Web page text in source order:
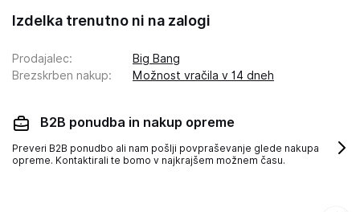
Izdelka trenutno ni na zalogi
Prodajalec:
Big Bang
Brezskrben nakup: Možnost vračila v 14 dneh
B2B ponudba in nakup opreme
Preveri B2B ponudbo ali nam pošlji povpraševanje glede nakupa
opreme. Kontaktirali te bomo v najkrajšem možnem času.